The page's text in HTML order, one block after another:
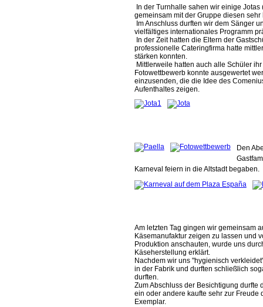
In der Turnhalle sahen wir einige
gemeinsam mit der Gruppe diesen
Im Anschluss durften wir dem Sänger
vielfältiges internationales Programm
In der Zeit hatten die Eltern der
professionelle Cateringfirma hatte
stärken konnten.
Mittlerweile hatten auch alle Schüler
Fotowettbewerb konnte ausgewertet
einzusenden, die die Idee des
Aufenthaltes zeigen.
Den
Karneval feiern in die Altstadt begaben.
Am letzten Tag gingen wir gemeinsam
Käsemanufaktur zeigen zu lassen und
Produktion anschauten, wurde uns
Käseherstellung erklärt.
Nachdem wir uns "hygienisch
in der Fabrik und durften schließlich
durften.
Zum Abschluss der Besichtigung
ein oder andere kaufte sehr zur
Exemplar.